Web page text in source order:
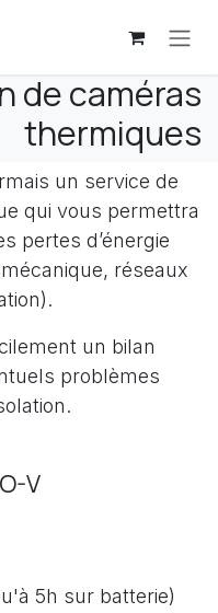
de caméras
thermiques
un service de
qui vous permettra
pertes d’énergie
réseaux
un bilan
problèmes
V
5h sur batterie)